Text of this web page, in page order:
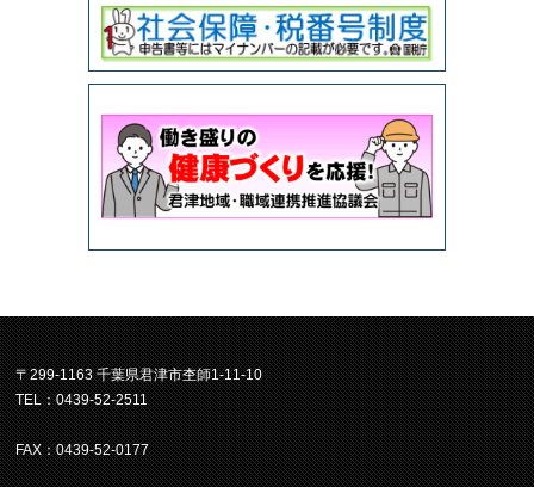
〒299-1163 千葉県君津市杢師1-11-10
TEL：0439-52-2511
FAX：0439-52-0177